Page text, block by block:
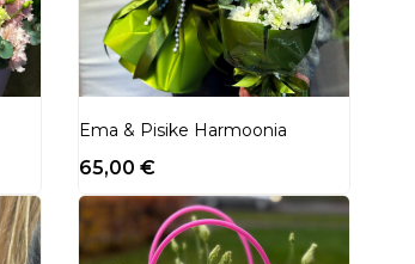
Ema & Pisike Harmoonia
65,00 €